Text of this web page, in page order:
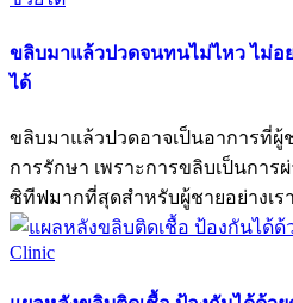
ขลิบมาแล้วปวดจนทนไม่ไหว ไม่อ
ได้
ขลิบมาแล้วปวดอาจเป็นอาการที่ผู้
การรักษา เพราะการขลิบเป็นกา
ซิทีฟมากที่สุดสำหรับผู้ชายอย่างเ